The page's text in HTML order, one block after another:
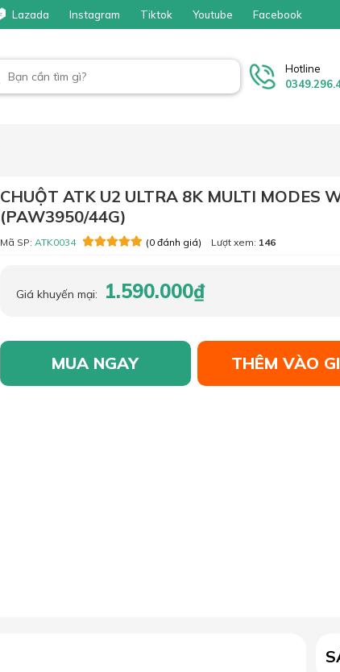
Lazada Instagram Tiktok Youtube Facebook
Hotline
CHUỘT ATK U2 ULTRA 8K MULTI MODES
(PAW3950/44G)
Mã SP: ATK0034 (0 đánh giá) Lượt xem: 146
Giá khuyến mại: 1.590.000₫
MUA NGAY THÊM VÀO